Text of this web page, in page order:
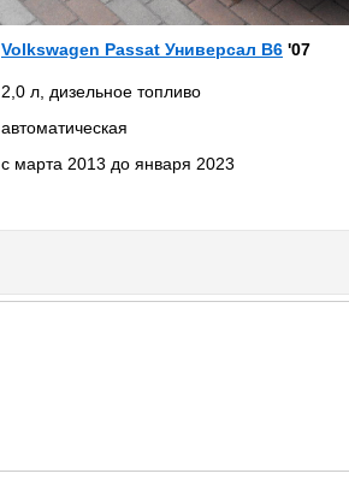
Volkswagen Passat Универсал B6 '07
2,0 л, дизельное топливо
автоматическая
с марта 2013 до января 2023